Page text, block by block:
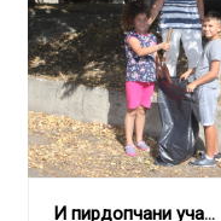
И пирдопчани участваха в почистването